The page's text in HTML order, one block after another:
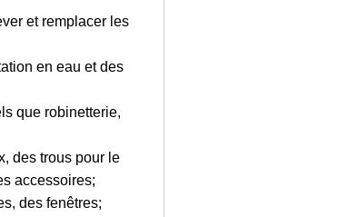
et remplacer les
en eau et des
que robinetterie,
des trous pour le
accessoires;
des fenêtres;